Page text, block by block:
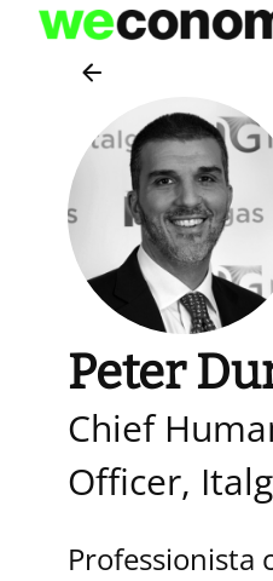
Vai
Peter
Chief
Officer,
Professionista